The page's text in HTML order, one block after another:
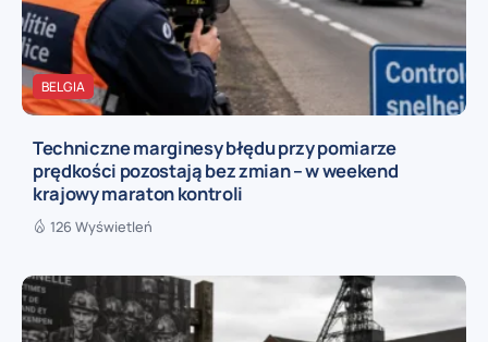
BELGIA
Techniczne marginesy błędu przy pomiarze
prędkości pozostają bez zmian – w weekend
krajowy maraton kontroli
126 Wyświetleń